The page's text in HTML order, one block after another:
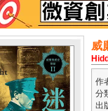
威
作
分
出